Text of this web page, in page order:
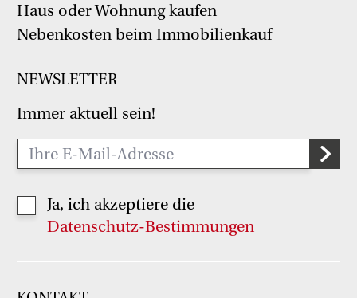
Haus oder Wohnung kaufen
Nebenkosten beim Immobilienkauf
NEWSLETTER
Immer aktuell sein!
Ja, ich akzeptiere die
Datenschutz-Bestimmungen